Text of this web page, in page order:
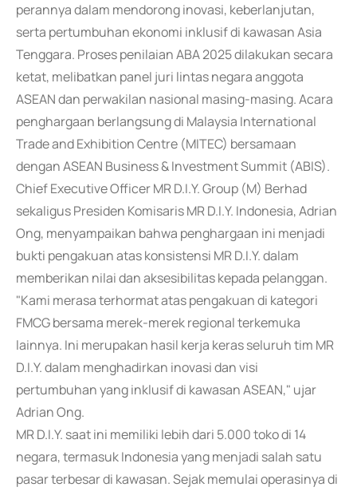
perannya dalam mendorong inovasi, keberlanjutan,
serta pertumbuhan ekonomi inklusif di kawasan Asia
Tenggara. Proses penilaian ABA 2025 dilakukan secara
ketat, melibatkan panel juri lintas negara anggota
ASEAN dan perwakilan nasional masing-masing. Acara
penghargaan berlangsung di Malaysia International
Trade and Exhibition Centre (MITEC) bersamaan
dengan ASEAN Business & Investment Summit (ABIS).
Chief Executive Officer MR D.I.Y. Group (M) Berhad
sekaligus Presiden Komisaris MR D.I.Y. Indonesia, Adrian
Ong, menyampaikan bahwa penghargaan ini menjadi
bukti pengakuan atas konsistensi MR D.I.Y. dalam
memberikan nilai dan aksesibilitas kepada pelanggan.
"Kami merasa terhormat atas pengakuan di kategori
FMCG bersama merek-merek regional terkemuka
lainnya. Ini merupakan hasil kerja keras seluruh tim MR
D.I.Y. dalam menghadirkan inovasi dan visi
pertumbuhan yang inklusif di kawasan ASEAN," ujar
Adrian Ong.
MR D.I.Y. saat ini memiliki lebih dari 5.000 toko di 14
negara, termasuk Indonesia yang menjadi salah satu
pasar terbesar di kawasan. Sejak memulai operasinya di